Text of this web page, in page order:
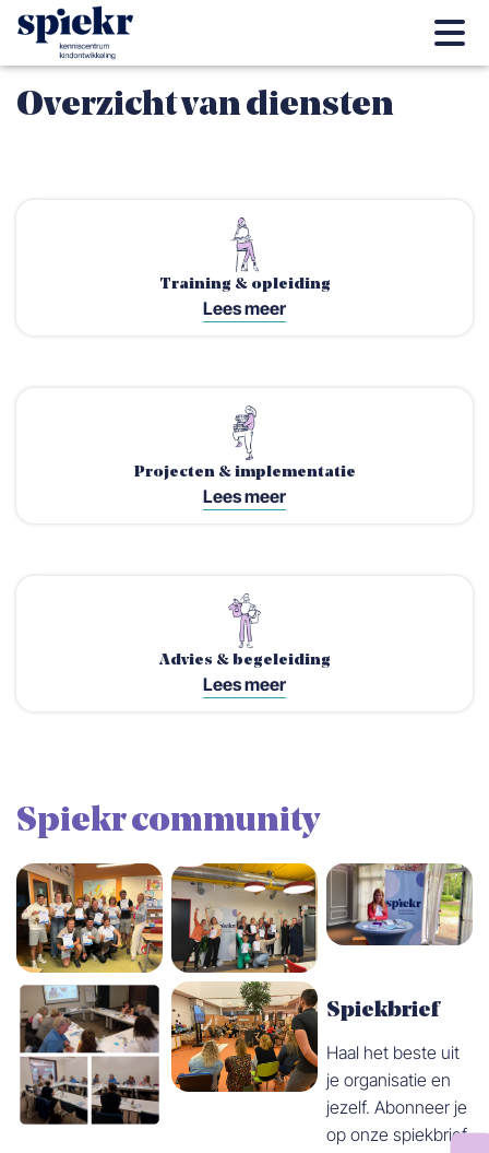
Overzicht van diensten
Training & opleiding
Lees meer
Projecten & implementatie
Lees meer
Advies & begeleiding
Lees meer
Spiekr community
Spiekbrief
Haal het beste uit
je organisatie en
jezelf. Abonneer je
op onze spiekbrief.